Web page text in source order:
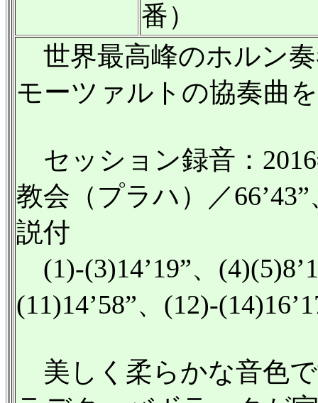
番）
世界最高峰のホルン
モーツァルトの協奏曲
セッション録音：
教会（プラハ）／
説付
(1)-(3)14’19”、
(11)14’58”、(12)-
美しく柔らかな音色